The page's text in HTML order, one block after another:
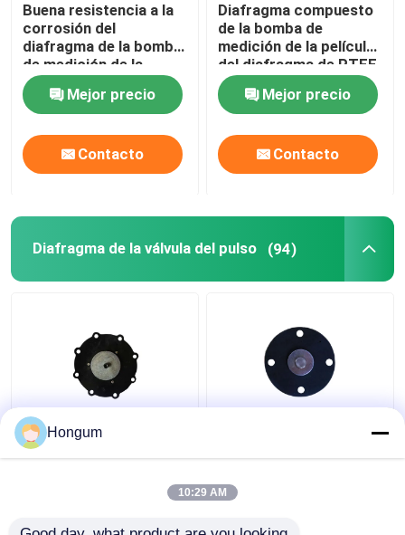
Buena resistencia a la
corrosión del
diafragma de la bomba
de medición de la
elasticidad de PTFE
EPDM Mejor precio
Contacto
Diafragma compuesto
de la bomba de
medición de la película
del diafragma de PTFE
EPDM
Mejor precio
Contacto
Diafragma de la válvula del pulso (94)
Diafragma para la
válvula del pulso
del pulso del filtro del
franco del CR
Hongum
10:29 AM